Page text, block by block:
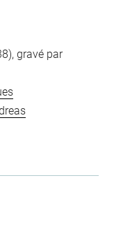
gravé par